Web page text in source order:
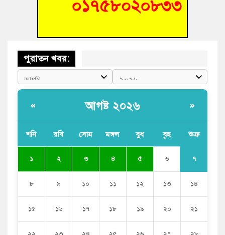
বুড়িচংয়ে জুলাই গণঅভ্যুত্থান দিবস উদযাপন উপলক্ষে প্রস্তুতিমূলক
পুরাতন খবর:
« আগষ্ট ২০২৬ »
শনি রবি সোম মঙ্গল বুধ বৃহ শুক্র
১ ২ ৩ ৪ ৫ ৬ ৭
৮ ৯ ১০ ১১ ১২ ১৩ ১৪
১৫ ১৬ ১৭ ১৮ ১৯ ২০ ২১